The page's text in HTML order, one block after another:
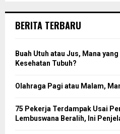
BERITA TERBARU
Buah Utuh atau Jus, Mana
Kesehatan Tubuh?
Olahraga Pagi atau Malam,
75 Pekerja Terdampak Usai
Lembuswana Beralih, Ini